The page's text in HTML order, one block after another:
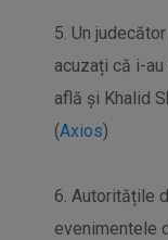
5. Un
acuzați că i-
află și Khalid
(Axios)
6. Autoritățile
evenimentele